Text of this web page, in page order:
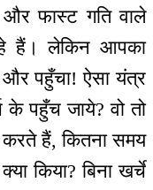
फास्ट गति वाले
हैं। लेकिन आपका
और पहुँचा! ऐसा यंत्र
के पहुँच जाये? वो तो
करते हैं, कितना समय
किया? बिना खर्चे